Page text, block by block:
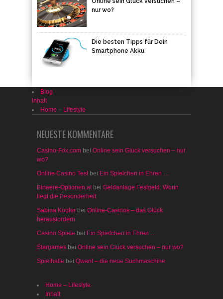
nur wo?
Die besten Tipps für Dein
Smartphone Akku
Blog
Inhalt
Home – Lifestyle
NEUESTE KOMMENTARE
Casino-Fox.com bei Online sein Glück versuchen – nur
wo?
Online Casino Testbei Ein Spielchen in Ehren …
Binaere-Optionen.atbei Geldanlage Festgeld: Worin
liegt die Besonderheit
Sabina Kugler bei Online-Casinos – das Glück
herausfordern
Casino Spiele bei Ein Spielchen in Ehren …
Stargames bei Online sein Glück versuchen – nur wo?
Spielhalle bei Qwant – die neue Suchmaschine
Home – Lifestyle
Inhalt